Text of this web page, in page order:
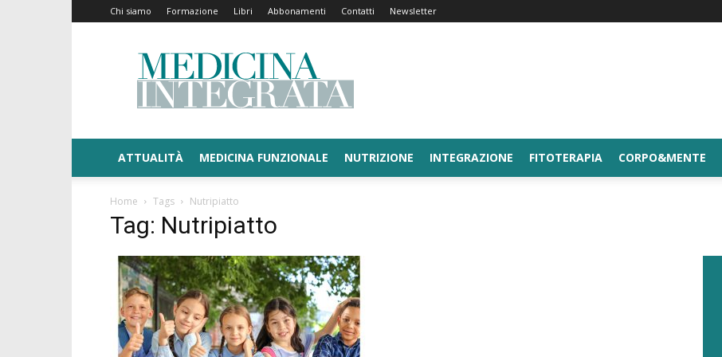
Chi siamo Formazione Libri Abbonamenti Contatti Newsletter
Medicina
Integrata
ATTUALITÀ MEDICINA FUNZIONALE NUTRIZIONE INTEGRAZIONE FITOTERAPIA CORPO&MENTE
Home Tags Nutripiatto
Tag: Nutripiatto